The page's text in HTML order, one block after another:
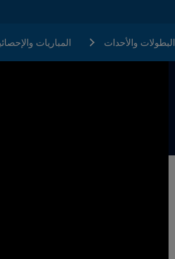
البطولات والأحدات المباريات